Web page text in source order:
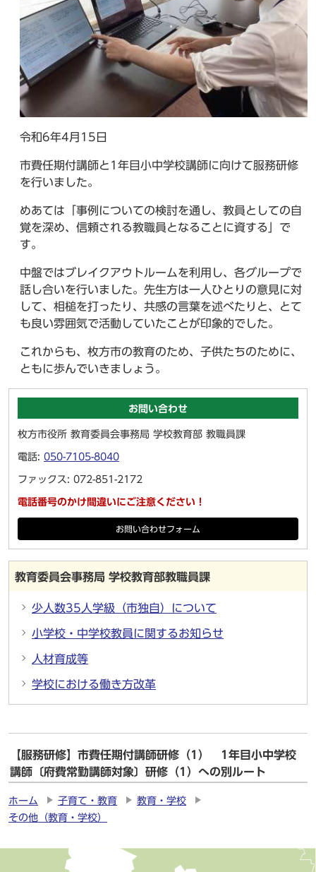
令和6年4月15日
市費任期付講師と1年目小中学校講師に向けて服務研修
を行いました。
めあては「事例についての検討を通し、教員としての自
覚を深め、信頼される教職員となることに資する」で
す。
中盤ではブレイクアウトルームを利用し、各グループで
話し合いを行いました。先生方は一人ひとりの意見に対
して、相槌を打ったり、共感の言葉を述べたりと、とて
も良い雰囲気で活動していたことが印象的でした。
これからも、枚方市の教育のため、子供たちのために、
ともに歩んでいきましょう。
お問い合わせ
枚方市役所 教育委員会事務局 学校教育部 教職員課
電話: 050-7105-8040
ファックス: 072-851-2172
電話番号のかけ間違いにご注意ください！
お問い合わせフォーム
教育委員会事務局 学校教育部教職員課
少人数35人学級（市独自）について
小学校・中学校教員に関するお知らせ
人材育成等
学校における働き方改革
【服務研修】市費任期付講師研修（1） 1年目小中学校
講師〔府費常勤講師対象〕研修（1）への別ルート
ホーム 子育て・教育
教育・学校
その他（教育・学校）